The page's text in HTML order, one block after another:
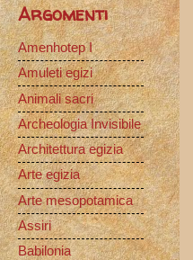
Argomenti
Amenhotep I
Amuleti egizi
Animali sacri
Archeologia Invisibile
Architettura egizia
Arte egizia
Arte mesopotamica
Assiri
Babilonia